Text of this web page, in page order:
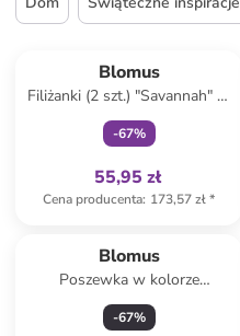
Blomus
Filiżanki (2 szt.) "Savannah" w
kolorze beżowym - 250 ml
-67%
55,95 zł
Cena producenta: 173,57 zł*
Blomus
Poszewka w kolorze
beżowym na poduszkę - 40 x
60 cm
-67%